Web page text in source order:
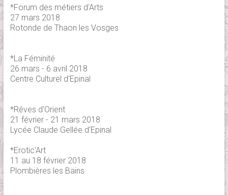
*Forum des métiers d'Arts
27 mars 2018
Rotonde de Thaon les Vosges
*La Féminité
26 mars - 6 avril 2018
Centre Culturel d'Epinal
*Rêves d'Orient
21 février - 21 mars 2018
Lycée Claude Gellée d'Epinal
*Erotic'Art
11 au 18 février 2018
Plombières les Bains